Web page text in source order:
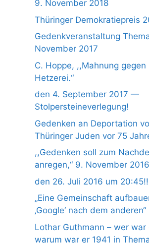
9. November 2018
Thüringer Demokratiepreis
Gedenkveranstaltung
November 2017
C. Hoppe, ,,Mahnung gegen
Hetzerei.“
den 4. September 2017 —
Stolpersteineverlegung!
Gedenken an Deportation
Thüringer Juden vor 75
,,Gedenken soll zum
anregen,“ 9. November 2016
den 26. Juli 2016 um 20:45!!
„Eine Gemeinschaft
‚Google‘ nach dem anderen“
Lothar Guthmann – wer war
warum war er 1941 in